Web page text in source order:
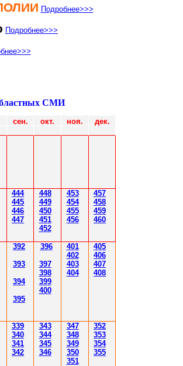
Подробнее>>>
Подробнее>>>
>>>
СМИ
сен. окт. ноя. дек.
444
445
446
447
448
449
450
451
452
453
454
455
456
457
458
459
460
392
393
394
395
396
397
398
399
400
401
402
403
404
405
406
407
408
339
340
341
342
343
344
345
346
347
348
349
350
351
352
353
354
355